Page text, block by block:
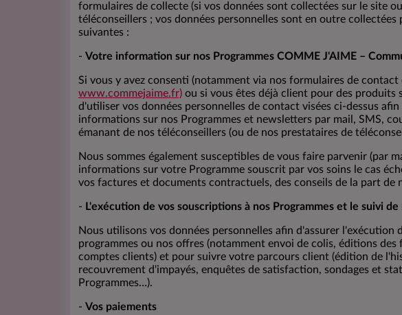
formulaires de collecte (si vos données sont collectées sur le site
téléconseillers ; vos données personnelles sont en outre
suivantes :
- Votre information sur nos Programmes COMME J'AIME –
Si vous y avez consenti (notamment via nos formulaires de
www.commejaime.fr) ou si vous êtes déjà client pour des produits
d'utiliser vos données personnelles de contact visées ci-dessus
informations sur nos Programmes et newsletters par mail, SMS,
émanant de nos téléconseillers (ou de nos prestataires de
Nous sommes également susceptibles de vous faire parvenir (par
informations sur votre Programme souscrit par vos soins le cas
vos factures et documents contractuels, des conseils de la part de
- L'exécution de vos souscriptions à nos Programmes et le suivi
Nous utilisons vos données personnelles afin d'assurer l'exécution
programmes ou nos offres (notamment envoi de colis, éditions
comptes clients) et pour suivre votre parcours client (édition de
recouvrement d'impayés, enquêtes de satisfaction, sondages et
Programmes…).
- Vos paiements